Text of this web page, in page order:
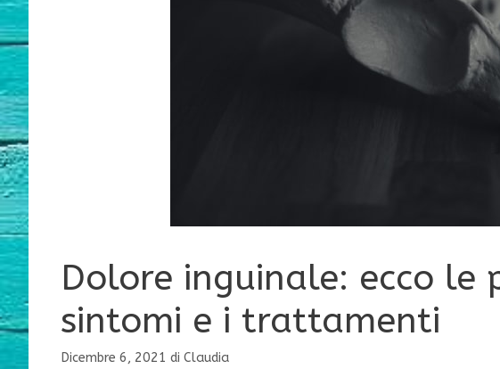
Dolore inguinale: ecco le
sintomi e i trattamenti
Dicembre 6, 2021 di Claudia